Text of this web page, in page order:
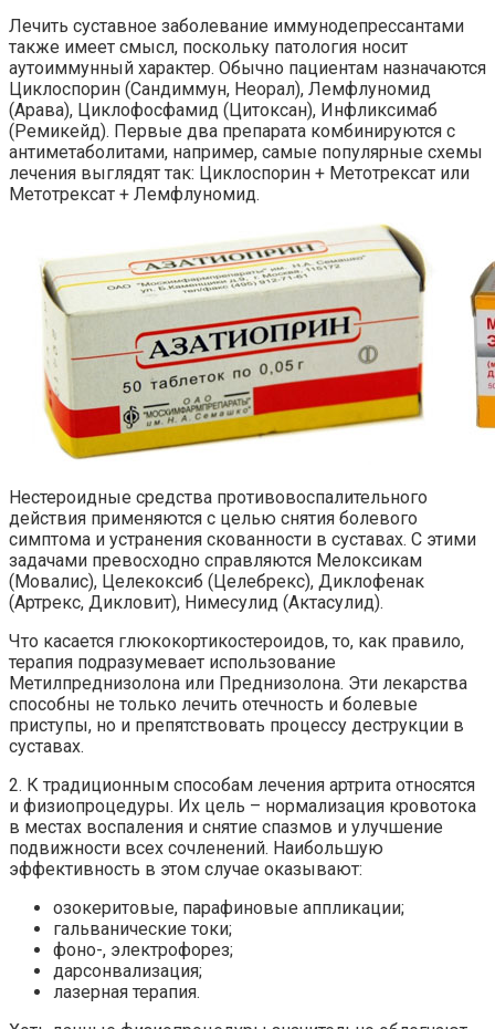
Лечить суставное заболевание иммунодепрессантами
также имеет смысл, поскольку патология носит
аутоиммунный характер. Обычно пациентам назначаются
Циклоспорин (Сандиммун, Неорал), Лемфлуномид
(Арава), Циклофосфамид (Цитоксан), Инфликсимаб
(Ремикейд). Первые два препарата комбинируются с
антиметаболитами, например, самые популярные схемы
лечения выглядят так: Циклоспорин + Метотрексат или
Метотрексат + Лемфлуномид.
Нестероидные средства противовоспалительного
действия применяются с целью снятия болевого
симптома и устранения скованности в суставах. С этими
задачами превосходно справляются Мелоксикам
(Мовалис), Целекоксиб (Целебрекс), Диклофенак
(Артрекс, Дикловит), Нимесулид (Актасулид).
Что касается глюкокортикостероидов, то, как правило,
терапия подразумевает использование
Метилпреднизолона или Преднизолона. Эти лекарства
способны не только лечить отечность и болевые
приступы, но и препятствовать процессу деструкции в
суставах.
2. К традиционным способам лечения артрита относятся
и физиопроцедуры. Их цель – нормализация кровотока
в местах воспаления и снятие спазмов и улучшение
подвижности всех сочленений. Наибольшую
эффективность в этом случае оказывают:
озокеритовые, парафиновые аппликации;
гальванические токи;
фоно-, электрофорез;
дарсонвализация;
лазерная терапия.